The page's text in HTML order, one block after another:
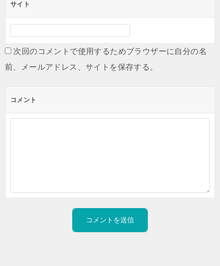
サイト
次回のコメントで使用するためブラウザーに自分の名
前、メールアドレス、サイトを保存する。
コメント